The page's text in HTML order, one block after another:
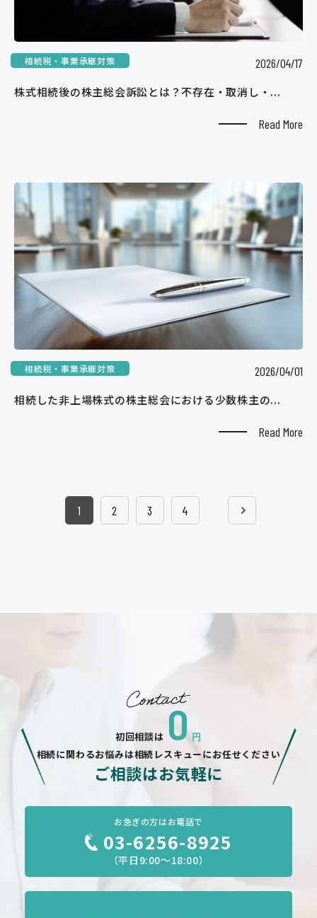
相続税・事業承継対策 2026/04/17
株式相続後の株主総会訴訟とは？不存在・取消し・...
Read More
相続税・事業承継対策 2026/04/01
相続した非上場株式の株主総会における少数株主の...
Read More
1 2 3 4
初回相談は 0 円
相続に関わるお悩みは相続レスキューにお任せください
ご相談はお気軽に
お急ぎの方はお電話で
03-6256-8925
（平日9:00～18:00）